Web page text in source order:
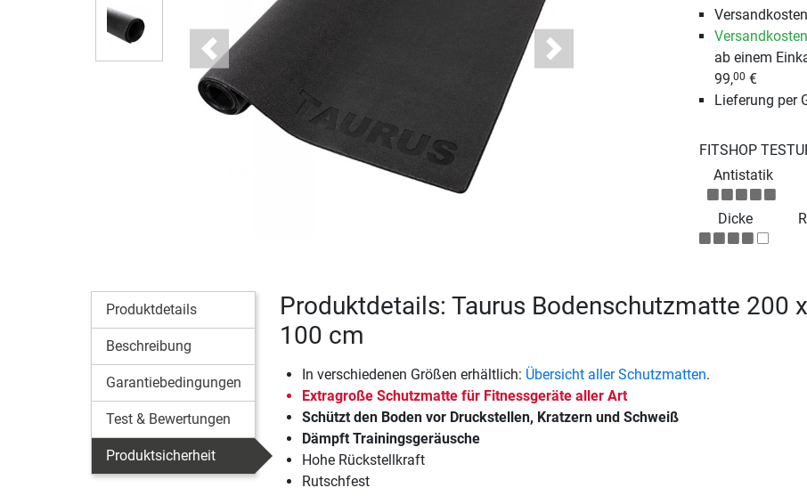
Previous Next
ab einem
99,00 €
Lieferung per
FITSHOP
Antistatik
Dicke
Produktdetails
Beschreibung
Garantiebedingungen
Test & Bewertungen
Produktsicherheit
Produktdetails: Taurus Bodenschutzmatte 200 x
100 cm
In verschiedenen Größen erhältlich: Übersicht aller Schutzmatten.
Extragroße Schutzmatte für Fitnessgeräte aller Art
Schützt den Boden vor Druckstellen, Kratzern und Schweiß
Dämpft Trainingsgeräusche
Hohe Rückstellkraft
Rutschfest